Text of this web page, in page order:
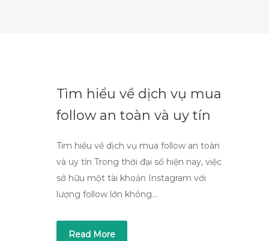
Tìm hiểu về dịch vụ mua
follow an toàn và uy tín
Tìm hiểu về dịch vụ mua follow an toàn
và uy tín Trong thời đại số hiện nay, việc
sở hữu một tài khoản Instagram với
lượng follow lớn không…
Read More